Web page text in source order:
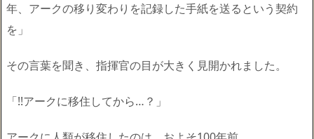
年、アークの移り変わりを記録した手紙を送るという契約
を」
その言葉を聞き、指揮官の目が大きく見開かれました。
「!!アークに移住してから…？」